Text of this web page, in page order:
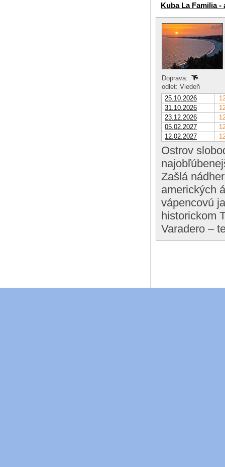
Kuba La Familia -
Doprava:
odlet: Viedeň
25.10.2026
31.10.2026
23.12.2026
05.02.2027
12.02.2027
Ostrov
Zašlá
amerických
vápencovú
historickom
Varadero –